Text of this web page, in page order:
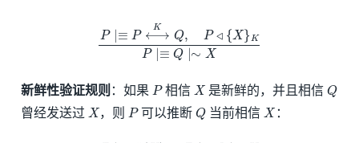
Q,P
新鲜性验证规则 ：如果 P 相信 X 是新鲜的，并且相信Q
曾经发送过 X，则 P 可以推断Q 当前相信 X ：